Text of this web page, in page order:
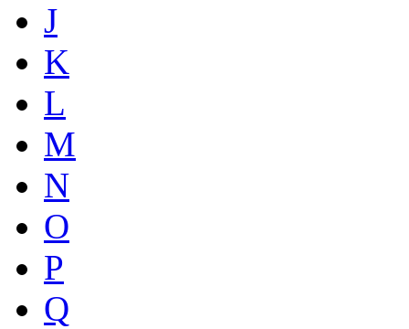
J
K
L
M
N
O
P
Q